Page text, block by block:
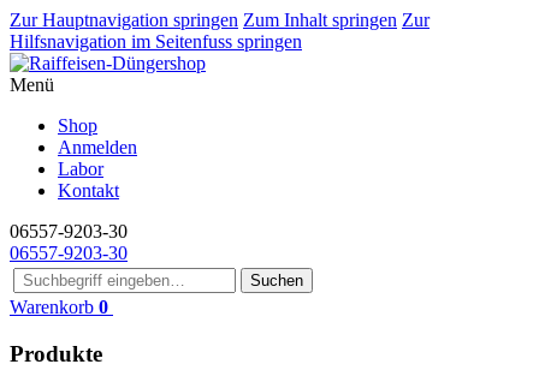
Zur Hauptnavigation springen Zum Inhalt springen Zur
Hilfsnavigation im Seitenfuss springen
Menü
Shop
Anmelden
Labor
Kontakt
06557-9203-30
06557-9203-30
Suchen
Warenkorb 0
Produkte